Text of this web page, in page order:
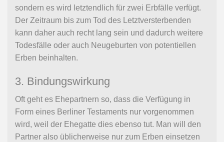
sondern es wird letztendlich für zwei Erbfälle verfügt.
Der Zeitraum bis zum Tod des Letztversterbenden
kann daher auch recht lang sein und dadurch weitere
Todesfälle oder auch Neugeburten von potentiellen
Erben beinhalten.
3. Bindungswirkung
Oft geht es Ehepartnern so, dass die Verfügung in
Form eines Berliner Testaments nur vorgenommen
wird, weil der Ehegatte dies ebenso tut. Man will den
Partner also üblicherweise nur zum Erben einsetzen